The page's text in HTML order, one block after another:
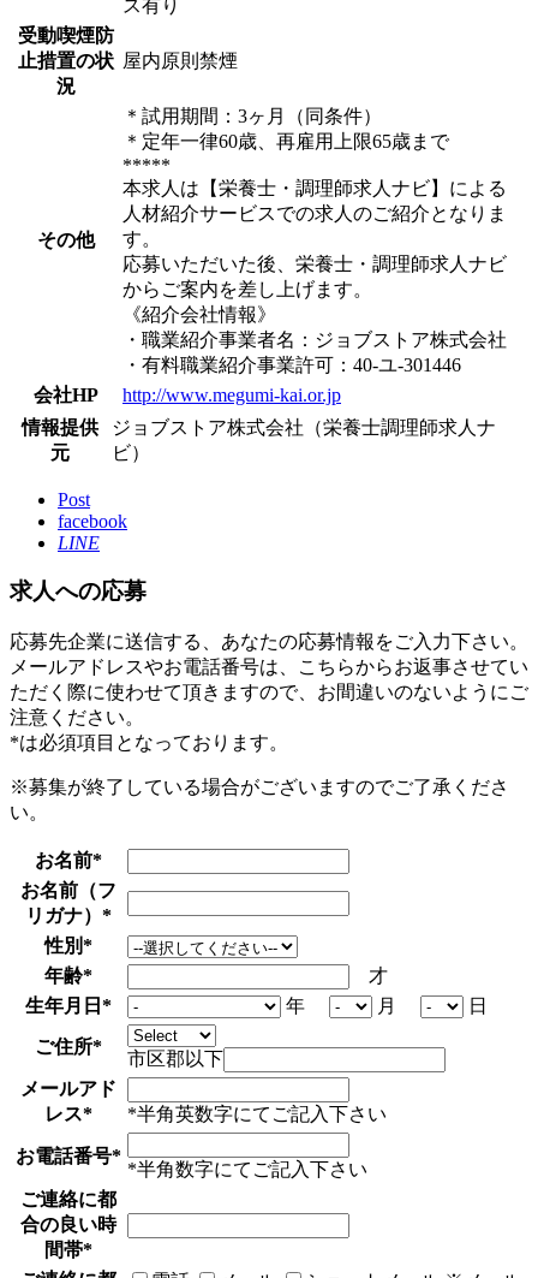
ス有り
受動喫煙防
止措置の状
況
屋内原則禁煙
その他
＊試用期間：3ヶ月（同条件）
＊定年一律60歳、再雇用上限65歳まで
*****
本求人は【栄養士・調理師求人ナビ】による
人材紹介サービスでの求人のご紹介となりま
す。
応募いただいた後、栄養士・調理師求人ナビ
からご案内を差し上げます。
《紹介会社情報》
・職業紹介事業者名：ジョブストア株式会社
・有料職業紹介事業許可：40-ユ-301446
会社HP
http://www.megumi-kai.or.jp
情報提供
元
ジョブストア株式会社（栄養士調理師求人ナ
ビ）
Post
facebook
LINE
求人への応募
応募先企業に送信する、あなたの応募情報をご入力下さい。
メールアドレスやお電話番号は、こちらからお返事させてい
ただく際に使わせて頂きますので、お間違いのないようにご
注意ください。
*は必須項目となっております。
※募集が終了している場合がございますのでご了承くださ
い。
お名前*
お名前（フ
リガナ） *
性別*
年齢*
才
生年月日 * 年 月
日
ご住所*
市区郡以下
メールアド
レス* *半角英数字にてご記入下さい
お電話番号*
*半角数字にてご記入下さい
ご連絡に都
合の良い時
間帯*